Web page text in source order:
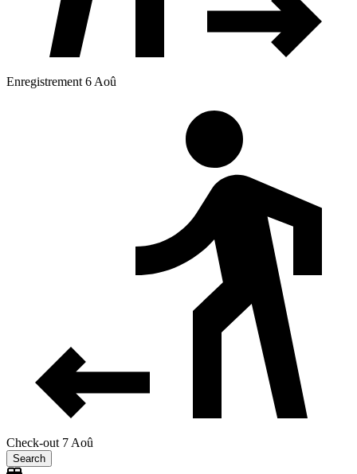
Enregistrement 6 Aoû
Check-out 7 Aoû
Search